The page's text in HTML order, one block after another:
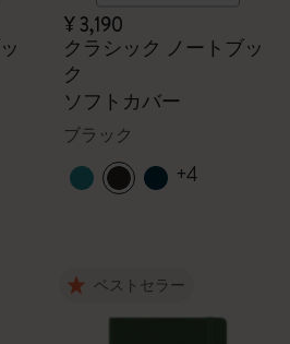
¥ 3,190
クラシック ノートブッ
ク
ソフトカバー
ブラック
+4
ベストセラー